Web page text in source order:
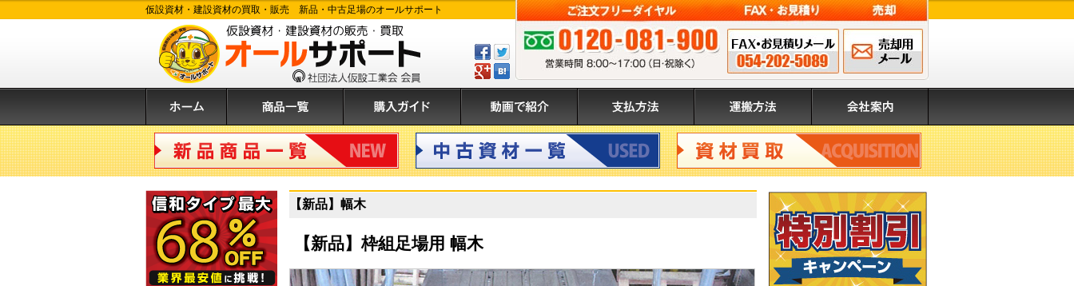
仮設資材・建設資材の買取・販売 新品・中古足場のオールサポート
Facebook
で
す
る
ツ
イ
ー
る
GPlus
は
て
ぶ
登
録
ご注文フリーダイヤル:0120-081-900 営業時間 8:00～17:00（日・祝除く）
FAX申込み 054-202-
5089
メールでのお問
い合わせ
ホーム 商品一覧 購入ガイド 動画で紹介 支払方法 運搬方法 会社案内
新品商品 中古資材 資材買取
【新品】幅木
【新品】枠組足場用 幅木